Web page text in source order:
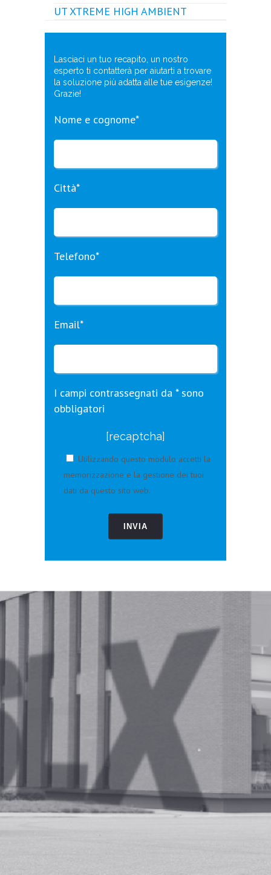
UT XTREME HIGH AMBIENT
Lasciaci un tuo recapito, un nostro
esperto ti contatterà per aiutarti a trovare
la soluzione più adatta alle tue esigenze!
Grazie!
Nome e cognome*
Città*
Telefono*
Email*
I campi contrassegnati da * sono
obbligatori
[recaptcha]
Utilizzando questo modulo accetti la
memorizzazione e la gestione dei tuoi
dati da questo sito web.